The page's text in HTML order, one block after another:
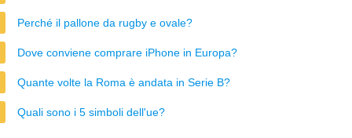
Perché il pallone da rugby e ovale?
Dove conviene comprare iPhone in Europa?
Quante volte la Roma è andata in Serie B?
Quali sono i 5 simboli dell'ue?